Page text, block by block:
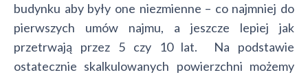
budynku aby były one niezmienne – co najmniej do
pierwszych umów najmu, a jeszcze lepiej jak
przetrwają przez 5 czy 10 lat. Na podstawie
ostatecznie skalkulowanych powierzchni możemy